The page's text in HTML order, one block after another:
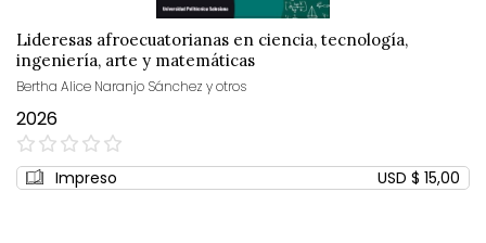
Lideresas afroecuatorianas en ciencia, tecnología,
ingeniería, arte y matemáticas
Bertha Alice Naranjo Sánchez y otros
2026
0%
Impreso USD $ 15,00